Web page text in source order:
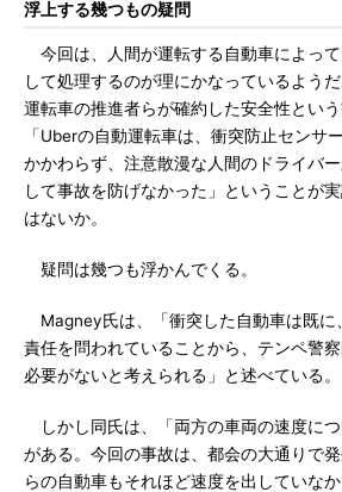
浮上する幾つもの疑問
今回は、人間が運転する自動車によっ
して処理するのが理にかなっているよう
運転車の推進者らが確約した安全性という
「Uberの自動運転車は、衝突防止センサ
かかわらず、注意散漫な人間のドライバ
して事故を防げなかった」ということが
はないか。
疑問は幾つも浮かんでくる。
Magney氏は、「衝突した自動車は既に
責任を問われていることから、テンペ警
必要がないと考えられる」と述べている。
しかし同氏は、「両方の車両の速度に
がある。今回の事故は、都会の大通りで
らの自動車もそれほど速度を出していな